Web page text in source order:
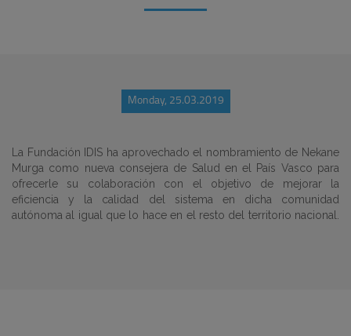
Monday, 25.03.2019
La Fundación IDIS ha aprovechado el nombramiento de Nekane
Murga como nueva consejera de Salud en el País Vasco para
ofrecerle su colaboración con el objetivo de mejorar la
eficiencia y la calidad del sistema en dicha comunidad
autónoma al igual que lo hace en el resto del territorio nacional.